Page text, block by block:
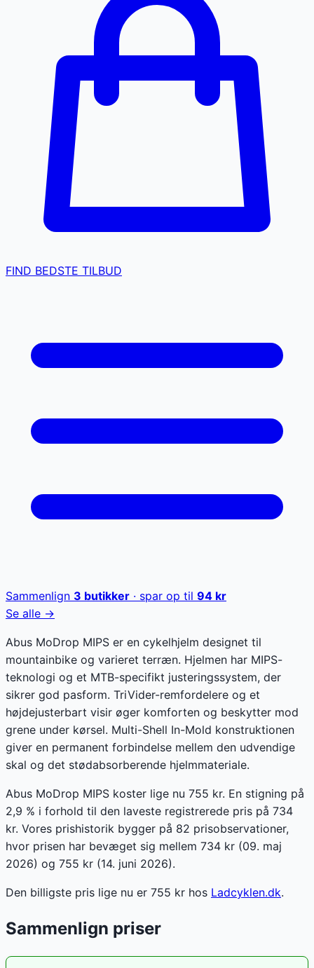
FIND BEDSTE TILBUD
Sammenlign 3 butikker · spar op til 94 kr
Se alle →
Abus MoDrop MIPS er en cykelhjelm designet til
mountainbike og varieret terræn. Hjelmen har MIPS-
teknologi og et MTB-specifikt justeringssystem, der
sikrer god pasform. TriVider-remfordelere og et
højdejusterbart visir øger komforten og beskytter mod
grene under kørsel. Multi-Shell In-Mold konstruktionen
giver en permanent forbindelse mellem den udvendige
skal og det stødabsorberende hjelmmateriale.
Abus MoDrop MIPS koster lige nu 755 kr. En stigning på
2,9 % i forhold til den laveste registrerede pris på 734
kr. Vores prishistorik bygger på 82 prisobservationer,
hvor prisen har bevæget sig mellem 734 kr (09. maj
2026) og 755 kr (14. juni 2026).
Den billigste pris lige nu er 755 kr hos Ladcyklen.dk.
Sammenlign priser